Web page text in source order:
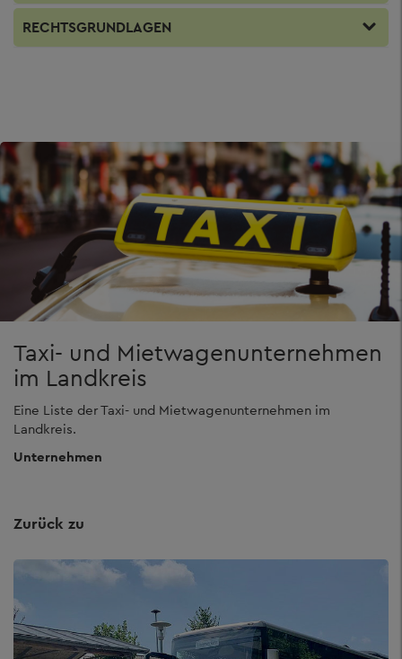
RECHTSGRUNDLAGEN
Taxi- und Mietwagenunternehmen
im Landkreis
Eine Liste der Taxi- und Mietwagenunternehmen im
Landkreis.
Unternehmen
Zurück zu